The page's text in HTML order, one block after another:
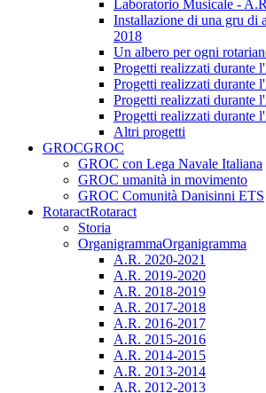
Laboratorio Musicale -
Installazione di una gru di
2018
Un albero per ogni
Progetti realizzati durante
Progetti realizzati durante
Progetti realizzati durante
Progetti realizzati durante
Altri progetti
GROCGROC
GROC con Lega Navale Italiana
GROC umanità in movimento
GROC Comunità Danisinni ETS
RotaractRotaract
Storia
OrganigrammaOrganigramma
A.R. 2020-2021
A.R. 2019-2020
A.R. 2018-2019
A.R. 2017-2018
A.R. 2016-2017
A.R. 2015-2016
A.R. 2014-2015
A.R. 2013-2014
A.R. 2012-2013